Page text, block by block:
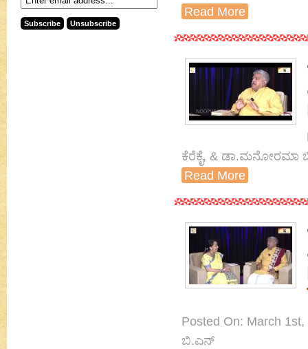
Read More
ಕೆರೆಕೈ, & ಡಾ.ಮನೋರಮಾ
Read More
Posted On: March
ಬಿ.ಎನ್